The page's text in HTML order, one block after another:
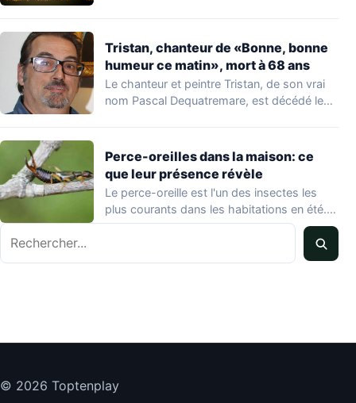
Tristan, chanteur de «Bonne, bonne
humeur ce matin», mort à 68 ans
Le chanteur et peintre Tristan, de son vrai
nom Pascal Dequatremare, est décédé le…
Perce-oreilles dans la maison: ce
que leur présence révèle
Le perce-oreille est l'un des insectes les
plus courants dans les habitations en été.…
© 2026 Toptenplay